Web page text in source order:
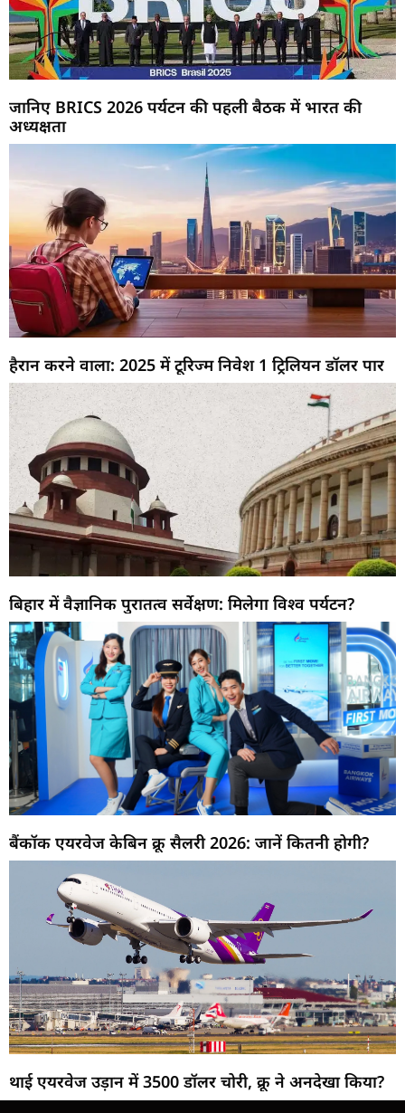
जानिए BRICS 2026 पर्यटन की पहली बैठक में भारत की
अध्यक्षता
हैरान करने वाला: 2025 में टूरिज्म निवेश 1 ट्रिलियन डॉलर पार
बिहार में वैज्ञानिक पुरातत्व सर्वेक्षण: मिलेगा विश्व पर्यटन?
बैंकॉक एयरवेज केबिन क्रू सैलरी 2026: जानें कितनी होगी?
थाई एयरवेज उड़ान में 3500 डॉलर चोरी, क्रू ने अनदेखा किया?